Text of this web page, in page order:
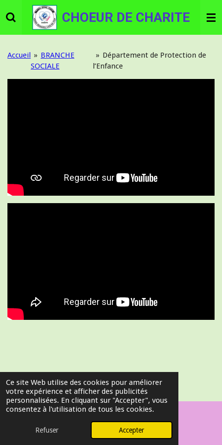
Ce site Web utilise des cookies pour améliorer
votre expérience et afficher des publicités
personnalisées. En cliquant sur "Accepter", vous
consentez à l'utilisation de tous les cookies.
Refuser Accepter
au
contenu
CHOEUR DE CHARITE
Accueil » BRANCHE
SOCIALE
» Département de Protection de
l’Enfance
ASBL-ONG CHŒUR DE CHARITE